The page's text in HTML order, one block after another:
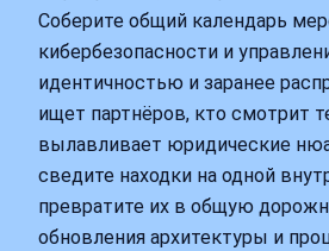
Соберите общий календарь
кибербезопасности и
идентичностью и заранее
ищет партнёров, кто смотрит
вылавливает юридические
сведите находки на одной
превратите их в общую
обновления архитектуры и